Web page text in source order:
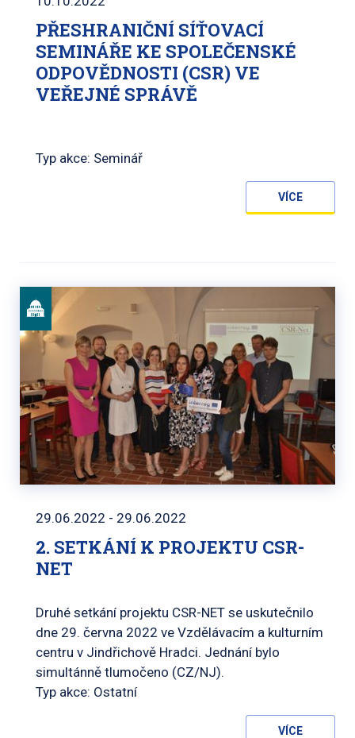
PŘESHRANIČNÍ SÍŤOVACÍ
SEMINÁŘE KE SPOLEČENSKÉ
ODPOVĚDNOSTI (CSR) VE
VEŘEJNÉ SPRÁVĚ
Typ akce: Seminář
VÍCE
29.06.2022 - 29.06.2022
2. SETKÁNÍ K PROJEKTU CSR-
NET
Druhé setkání projektu CSR-NET se uskutečnilo
dne 29. června 2022 ve Vzdělávacím a kulturním
centru v Jindřichově Hradci. Jednání bylo
simultánně tlumočeno (CZ/NJ).
Typ akce: Ostatní
VÍCE